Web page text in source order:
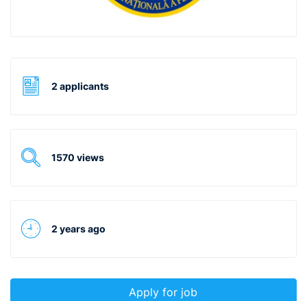
2 applicants
1570 views
2 years ago
Apply for job